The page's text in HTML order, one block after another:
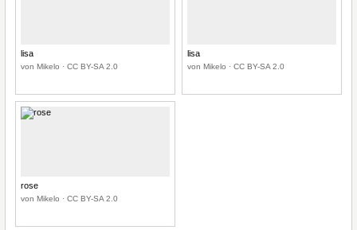
lisa
von Mikelo · CC BY-SA 2.0
lisa
von Mikelo · CC BY-SA 2.0
rose
von Mikelo · CC BY-SA 2.0